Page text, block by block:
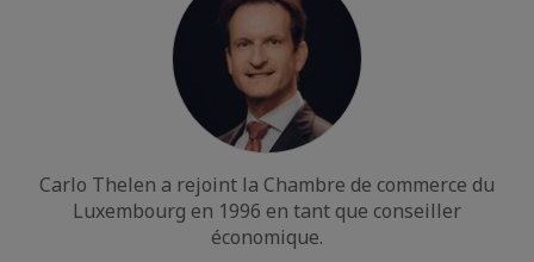
Carlo Thelen a rejoint la Chambre de commerce du
Luxembourg en 1996 en tant que conseiller
économique.